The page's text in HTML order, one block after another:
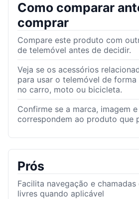
Como comparar
comprar
Compare este produto com
de telemóvel antes de decidir.
Veja se os acessórios
para usar o telemóvel de
no carro, moto ou bicicleta.
Confirme se a marca, imagem e
correspondem ao produto que
Prós
Facilita navegação e
livres quando aplicável